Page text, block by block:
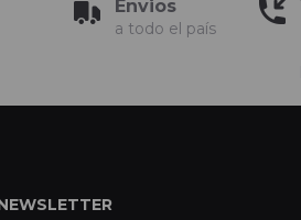
Envios
a todo el país